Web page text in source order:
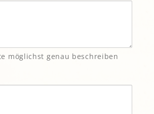
möglichst genau beschreiben